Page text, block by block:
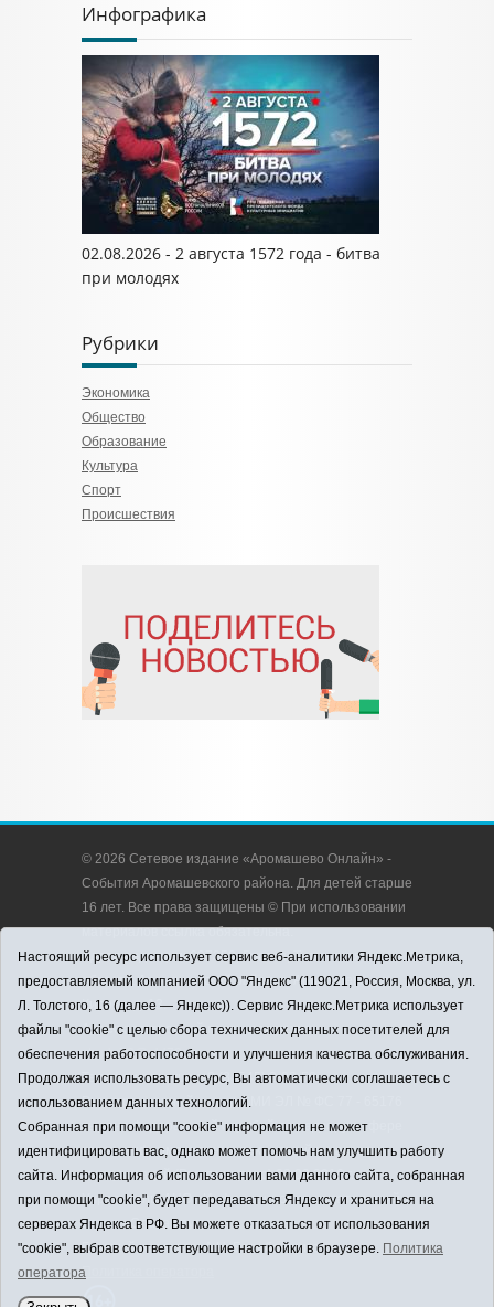
Инфографика
02.08.2026 - 2 августа 1572 года - битва
при молодях
Рубрики
Экономика
Общество
Образование
Культура
Спорт
Происшествия
© 2026 Сетевое издание «Аромашево Онлайн» -
События Аромашевского района. Для детей старше
16 лет. Все права защищены © При использовании
материалов ссылка обязательна.
Адрес редакции: 627350, Россия, Тюменская
область, Аромашевский район, с. Аромашево, ул.
Кирова, д. 13.
Адрес электронной почты редакции:
strudu72@obl72.ru
Телефон редакции: 8 (34545) 2-30-58
Регистрационный номер СМИ ЭЛ № ФС 77 - 65176
выдано Федеральной службой по надзору в сфере
связи, информационных технологий и массовых
коммуникаций (Роскомнадзор) 28.03.2016 г.
Учредитель: АНО «Информационно-издательский
центр «Слава труду».
Главный редактор: А.Н. Барабанщиков
Политика оператора
Настоящий ресурс использует сервис веб-аналитики Яндекс.Метрика,
предоставляемый компанией ООО "Яндекс" (119021, Россия, Москва, ул.
Л. Толстого, 16 (далее — Яндекс)). Сервис Яндекс.Метрика использует
файлы "cookie" с целью сбора технических данных посетителей для
обеспечения работоспособности и улучшения качества обслуживания.
Продолжая использовать ресурс, Вы автоматически соглашаетесь с
использованием данных технологий.
Собранная при помощи "cookie" информация не может
идентифицировать вас, однако может помочь нам улучшить работу
сайта. Информация об использовании вами данного сайта, собранная
при помощи "cookie", будет передаваться Яндексу и храниться на
серверах Яндекса в РФ. Вы можете отказаться от использования
"cookie", выбрав соответствующие настройки в браузере. Политика
оператора